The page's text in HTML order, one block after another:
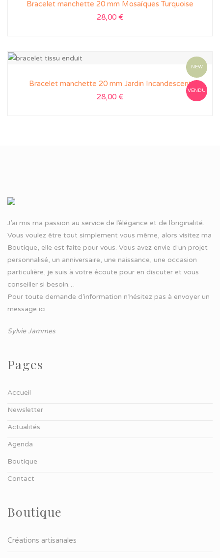
Bracelet manchette 20 mm Mosaïques Turquoise
28,00 €
NEW
VENDU
Bracelet manchette 20 mm Jardin Incandescent
28,00 €
J’ai mis ma passion au service de l’élégance et de l’originalité.
Vous voulez être tout simplement vous même, alors visitez ma
Boutique, elle est faite pour vous. Vous avez envie d’un projet
personnalisé, un anniversaire, une naissance, une occasion
particulière, je suis à votre écoute pour en discuter et vous
conseiller si besoin…
Pour toute demande d’information n’hésitez pas à envoyer un
message ici
Sylvie Jammes
Pages
Accueil
Newsletter
Actualités
Agenda
Boutique
Contact
Boutique
Créations artisanales